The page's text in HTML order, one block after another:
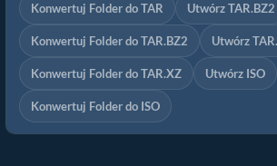
Konwertuj Folder do TAR Utwórz TAR.BZ2
Konwertuj Folder do TAR.BZ2 Utwórz
Konwertuj Folder do TAR.XZ Utwórz ISO
Konwertuj Folder do ISO